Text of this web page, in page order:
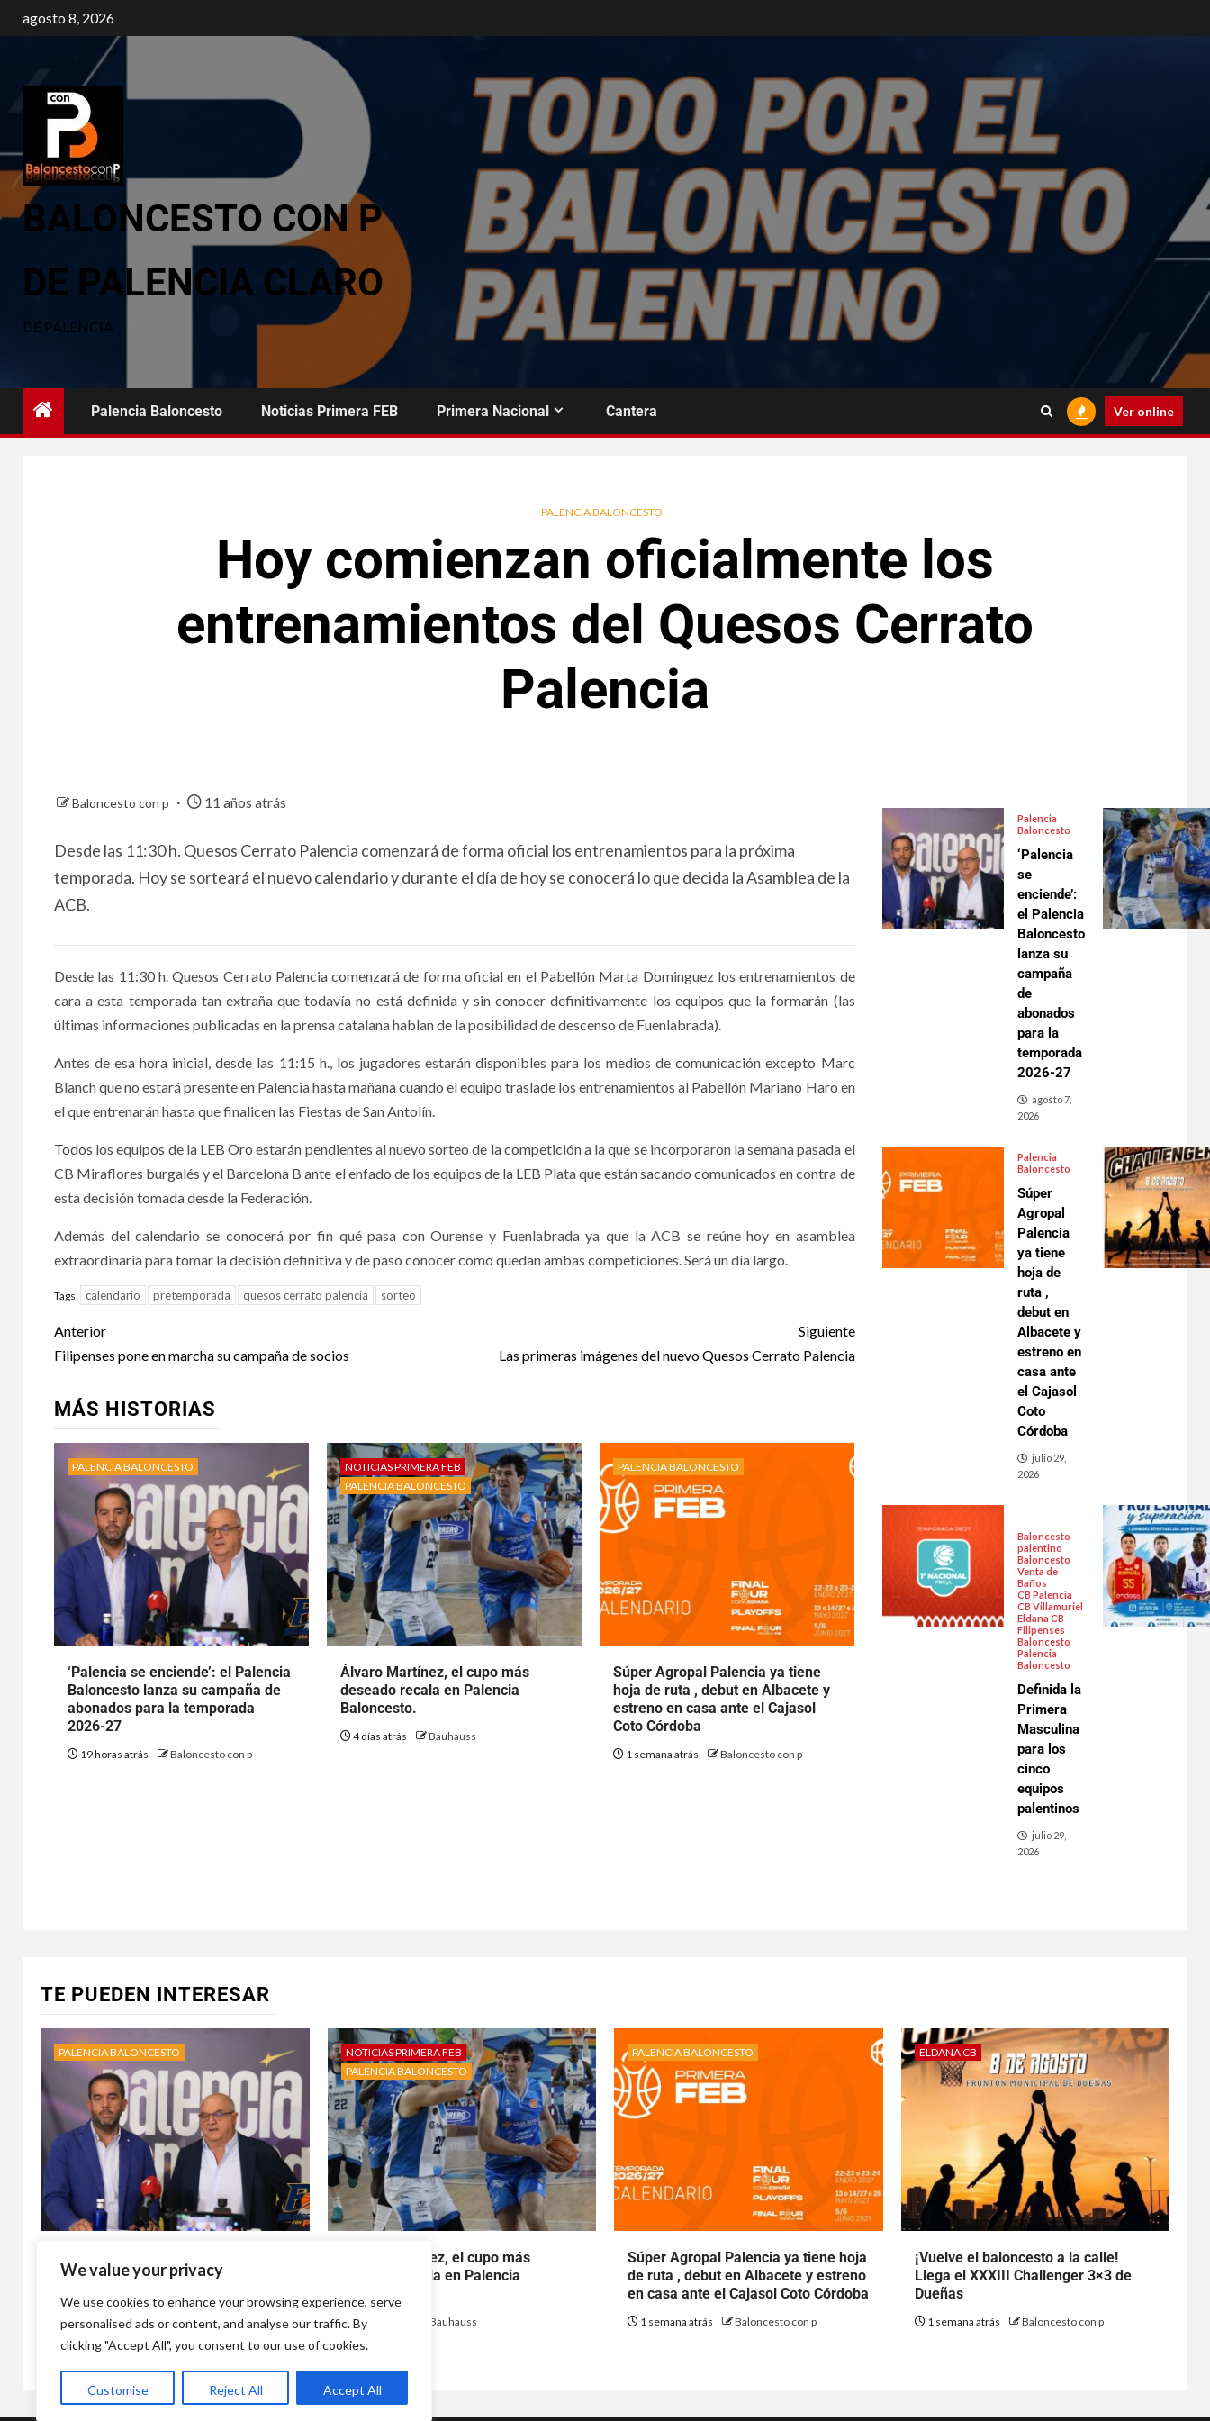
We value your privacy
We use cookies to enhance your browsing experience, serve
personalised ads or content, and analyse our traffic. By
clicking "Accept All", you consent to our use of cookies.
Customise Reject All Accept All
agosto 8, 2026
BALONCESTO CON P
DE PALENCIA CLARO
DE PALENCIA
Palencia Baloncesto Noticias Primera FEB Primera Nacional Cantera Ver online
PALENCIA BALONCESTO
Hoy comienzan oficialmente los
entrenamientos del Quesos Cerrato
Palencia
Baloncesto con p 11 años atrás
Desde las 11:30 h. Quesos Cerrato Palencia comenzará de forma oficial los entrenamientos para la próxima
temporada. Hoy se sorteará el nuevo calendario y durante el día de hoy se conocerá lo que decida la Asamblea de la
ACB.
Desde las 11:30 h. Quesos Cerrato Palencia comenzará de forma oficial en el Pabellón Marta Dominguez los entrenamientos de
cara a esta temporada tan extraña que todavía no está definida y sin conocer definitivamente los equipos que la formarán (las
últimas informaciones publicadas en la prensa catalana hablan de la posibilidad de descenso de Fuenlabrada).
Antes de esa hora inicial, desde las 11:15 h., los jugadores estarán disponibles para los medios de comunicación excepto Marc
Blanch que no estará presente en Palencia hasta mañana cuando el equipo traslade los entrenamientos al Pabellón Mariano Haro en
el que entrenarán hasta que finalicen las Fiestas de San Antolín.
Todos los equipos de la LEB Oro estarán pendientes al nuevo sorteo de la competición a la que se incorporaron la semana pasada el
CB Miraflores burgalés y el Barcelona B ante el enfado de los equipos de la LEB Plata que están sacando comunicados en contra de
esta decisión tomada desde la Federación.
Además del calendario se conocerá por fin qué pasa con Ourense y Fuenlabrada ya que la ACB se reúne hoy en asamblea
extraordinaria para tomar la decisión definitiva y de paso conocer como quedan ambas competiciones. Será un día largo.
Tags: calendario pretemporada quesos cerrato palencia sorteo
Anterior
Filipenses pone en marcha su campaña de socios
Siguiente
Las primeras imágenes del nuevo Quesos Cerrato Palencia
MÁS HISTORIAS
PALENCIA BALONCESTO
‘Palencia se enciende’: el Palencia
Baloncesto lanza su campaña de
abonados para la temporada
2026-27
19 horas atrás Baloncesto con p
NOTICIAS PRIMERA FEB
PALENCIA BALONCESTO
Álvaro Martínez, el cupo más
deseado recala en Palencia
Baloncesto.
4 días atrás Bauhauss
PALENCIA BALONCESTO
Súper Agropal Palencia ya tiene
hoja de ruta , debut en Albacete y
estreno en casa ante el Cajasol
Coto Córdoba
1 semana atrás Baloncesto con p
Palencia
Baloncesto
‘Palencia
se
enciende’:
el Palencia
Baloncesto
lanza su
campaña
de
abonados
para la
temporada
2026-27
agosto 7,
2026
Palencia
Baloncesto
Súper
Agropal
Palencia
ya tiene
hoja de
ruta ,
debut en
Albacete y
estreno en
casa ante
el Cajasol
Coto
Córdoba
julio 29,
2026
Baloncesto
palentino
Baloncesto
Venta de
Baños
CB Palencia
CB Villamuriel
Eldana CB
Filipenses
Baloncesto
Palencia
Baloncesto
Definida la
Primera
Masculina
para los
cinco
equipos
palentinos
julio 29,
2026
TE PUEDEN INTERESAR
PALENCIA BALONCESTO
Baloncesto lanza su campaña de
abonados para la temporada 2026-
27
19 horas atrás Baloncesto con p
NOTICIAS PRIMERA FEB
PALENCIA BALONCESTO
Álvaro Martínez, el cupo más
deseado recala en Palencia
4 días atrás Bauhauss
PALENCIA BALONCESTO
Súper Agropal Palencia ya tiene hoja
de ruta , debut en Albacete y estreno
en casa ante el Cajasol Coto Córdoba
1 semana atrás Baloncesto con p
ELDANA CB
¡Vuelve el baloncesto a la calle!
Llega el XXXIII Challenger 3×3 de
Dueñas
1 semana atrás Baloncesto con p